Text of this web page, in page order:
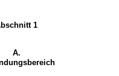
1
A.